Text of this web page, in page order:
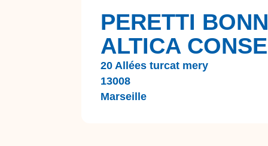
PERETTI
ALTICA
20 Allées turcat mery
13008
Marseille